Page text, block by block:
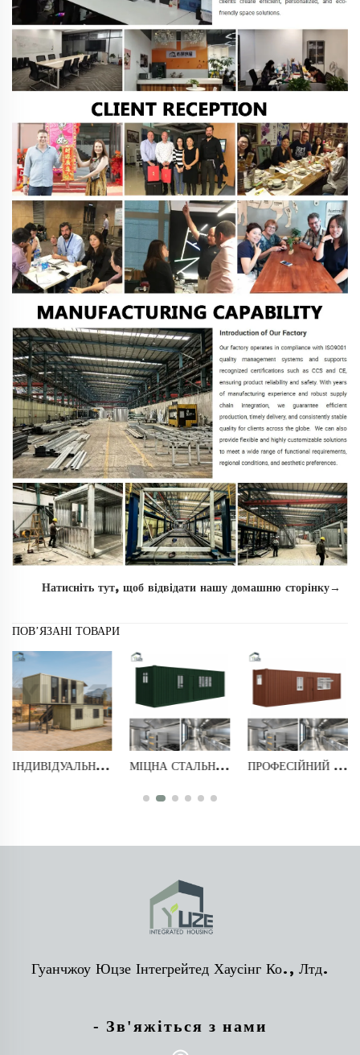
Натисніть тут, щоб відвідати нашу домашню сторінку→
ПОВ’ЯЗАНІ ТОВАРИ
МІЦНА СТАЛЬНА КОНСТРУКЦІЯ, МОДУЛЬНА КОНТЕЙНЕРНА КУХНЯ ДЛЯ ФАСТФУДУ, 40 ФУТІВ, З ОБЛАДНАННЯМ ПРОФЕСІЙНИЙ ДИЗАЙН, ГОТОВА КОМЕРЦІЙНА КОНТЕЙНЕРНА КУХНЯ З РАКОВИНОЮ ТА ШАФАМИ ДЛЯ БІЗНЕСУ ХАРЧУВАННЯ ПРЕФАБРИКОВАНИЙ КОНТЕЙНЕР ДЛЯ ФАСТФУДУ, СТИЛЬНИЙ ПЕРЕСУВНИЙ СТАЛЬНИЙ КОНТЕЙНЕР-БАР ДЛЯ ДОСТАВКИ
Гуанчжоу Юцзе Інтегрейтед Хаусінг Ко., Лтд.
- Зв'яжіться з нами